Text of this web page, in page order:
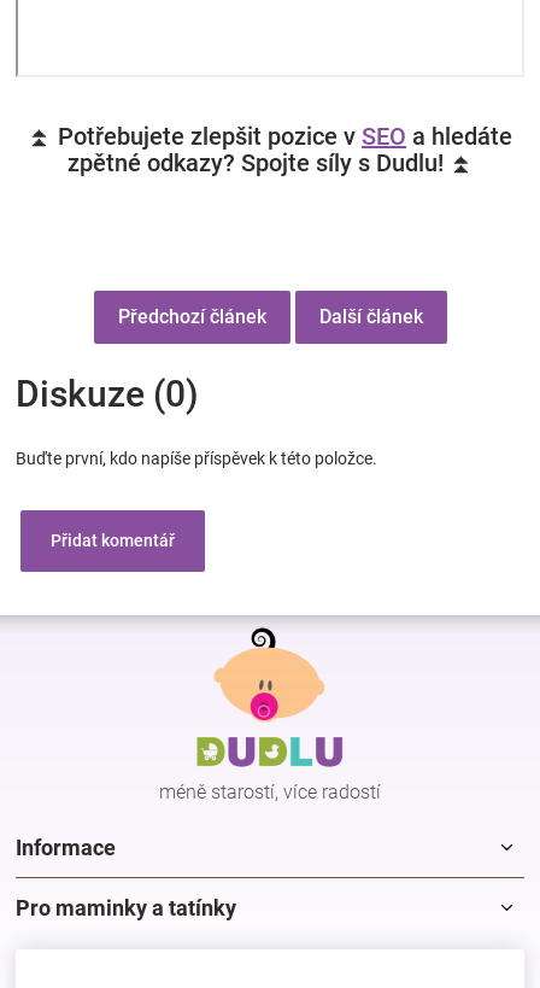
⏫ Potřebujete zlepšit pozice v SEO a hledáte
zpětné odkazy? Spojte síly s Dudlu! ⏫
Předchozí článek Další článek
Diskuze (0)
Buďte první, kdo napíše příspěvek k této položce.
Přidat komentář
Z
méně starostí, více radostí
Informace
Pro maminky a tatínky